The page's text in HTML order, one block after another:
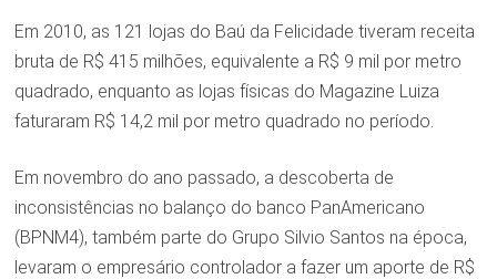
Em 2010, as 121 lojas do Baú da Felicidade tiveram receita
bruta de R$ 415 milhões, equivalente a R$ 9 mil por metro
quadrado, enquanto as lojas físicas do Magazine Luiza
faturaram R$ 14,2 mil por metro quadrado no período.
Em novembro do ano passado, a descoberta de
inconsistências no balanço do banco PanAmericano
(BPNM4), também parte do Grupo Silvio Santos na época,
levaram o empresário controlador a fazer um aporte de R$